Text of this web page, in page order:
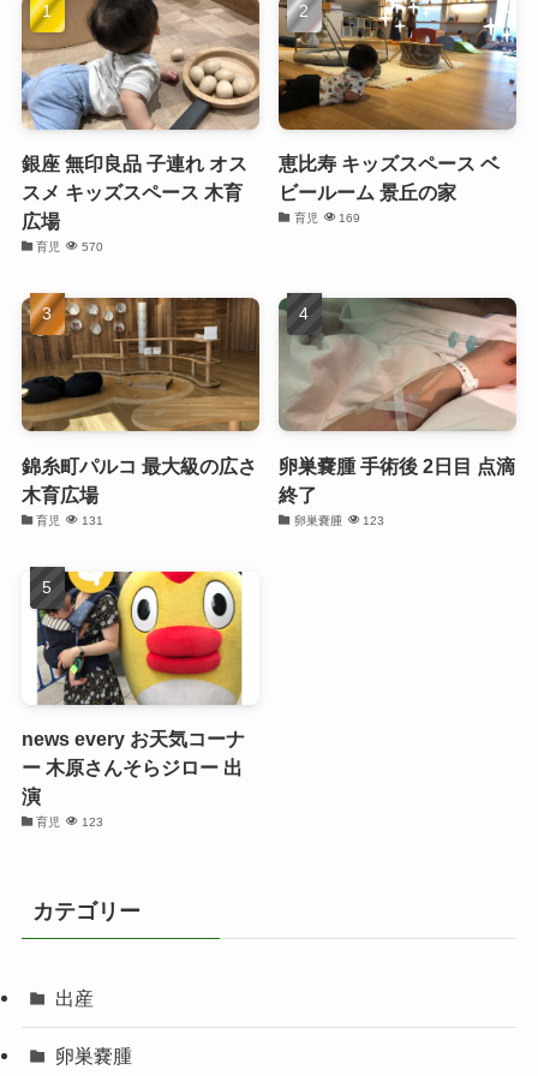
銀座 無印良品 子連れ オス
スメ キッズスペース 木育
広場
育児 570
恵比寿 キッズスペース ベ
ビールーム 景丘の家
育児 169
錦糸町パルコ 最大級の広さ
木育広場
育児 131
卵巣嚢腫 手術後 2日目 点滴
終了
卵巣嚢腫 123
news every お天気コーナ
ー 木原さんそらジロー 出
演
育児 123
カテゴリー
出産
卵巣嚢腫